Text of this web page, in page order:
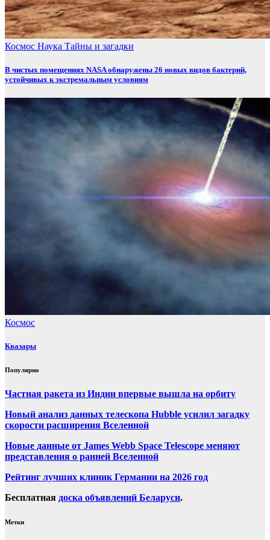
Космос Наука Тайны и загадки
В чистых помещениях NASA обнаружены 26 новых видов бактерий,
устойчивых к экстремальным условиям
Космос
Квазары
Популярно
Частная ракета из Индии впервые вышла на орбиту
Новый анализ данных телескопа Hubble усилил загадку
скорости расширения Вселенной
Новые данные от James Webb Space Telescope меняют
представления о ранней Вселенной
Рейтинг лучших клиник Германии на 2026 год
Бесплатная доска объявлений Беларуси.
Метки